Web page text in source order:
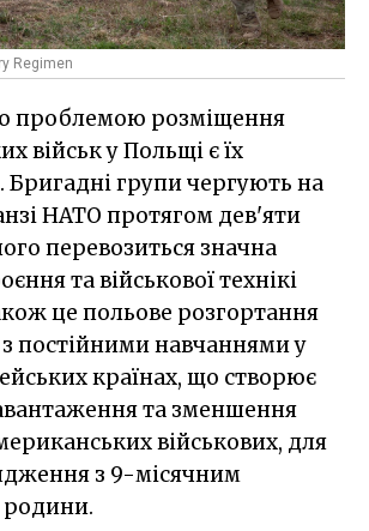
Regimen
проблемою розміщення
військ у Польщі є їх
Бригадні групи чергують на
НАТО протягом дев'яти
перевозиться значна
та військової технікі
це польове розгортання
з постійними навчаннями у
країнах, що створює
та зменшення
військових, для
з 9-місячним
родини.